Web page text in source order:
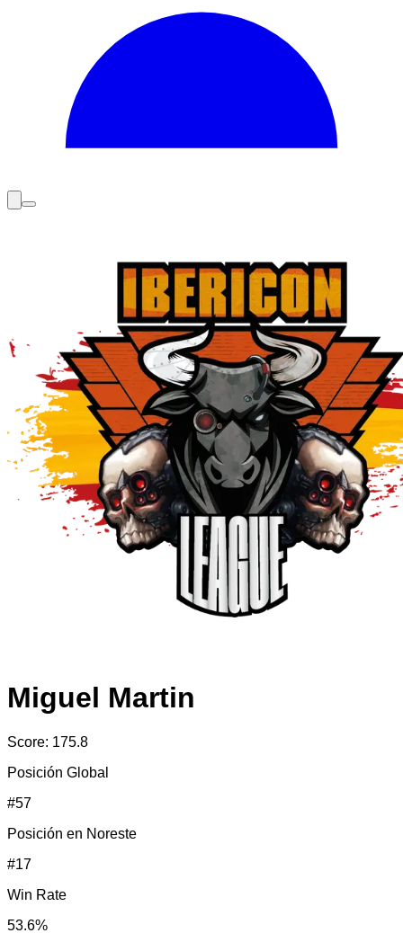
Miguel Martin
Score: 175.8
Posición Global
#57
Posición en Noreste
#17
Win Rate
53.6%